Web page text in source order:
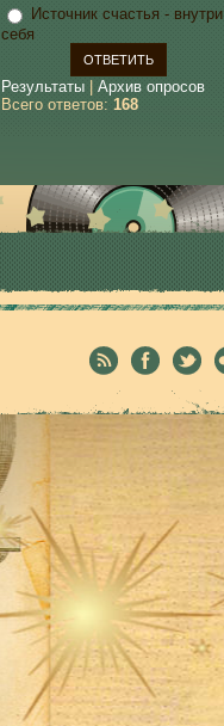
Источник счастья - внутри
себя
Результаты| Архив опросов
Всего ответов: 168